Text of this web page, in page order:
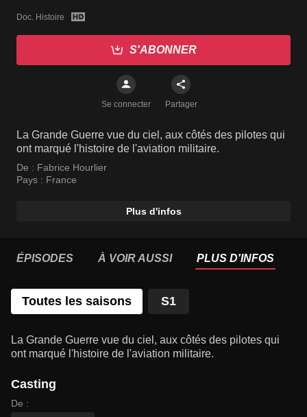
Doc. Histoire
S'ABONNER
Se connecter Partager
La Grande Guerre vue du ciel, aux côtés des pilotes qui
ont marqué l'histoire de l'aviation militaire.
De : Fabrice Hourlier
Pays : France
Plus d'infos
ÉPISODES À VOIR AUSSI PLUS D'INFOS
Toutes les saisons S1
La Grande Guerre vue du ciel, aux côtés des pilotes qui
ont marqué l'histoire de l'aviation militaire.
Casting
De :